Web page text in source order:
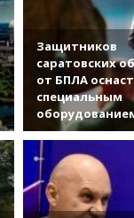
Защитников
саратовских
от БПЛА
специальным